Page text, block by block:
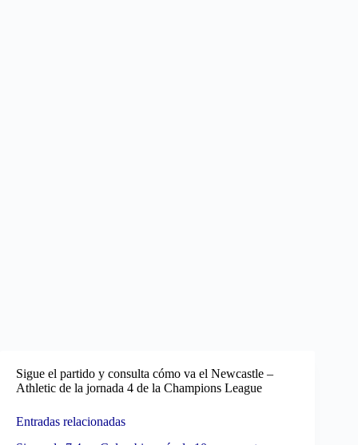
Sigue el partido y consulta cómo va el Newcastle –
Athletic de la jornada 4 de la Champions League
Entradas relacionadas